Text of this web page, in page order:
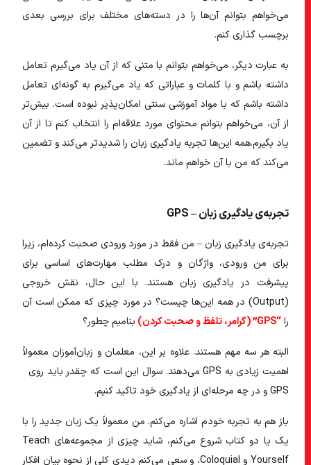
می‌خواهم بتوانم آن‌ها را در دسته‌های مختلف برای بررسی بعدی
برچسب گذاری کنم.
به عبارت دیگر، می‌خواهم بتوانم با متنی که از آن یاد می‌گیرم تعامل
داشته باشم و با کلمات و عباراتی که یاد می‌گیرم به گونه‌ای تعامل
داشته باشم که با مواد آموزشی سنتی امکان‌پذیر نبوده است. بیش‌تر
از آن، می‌خواهم بتوانم محتوای مورد علاقه‌ام را انتخاب کنم تا از آن
یاد بگیرم.همه این‌ها تجربه یادگیری زبان را شدیدتر می‌کند و تضمین
می‌کند که من با آن خواهم ماند.
تجربه‌ی یادگیری زبان – GPS
تجربه‌ی یادگیری زبان – من فقط در مورد ورودی صحبت کرده‌ام، زیرا
برای من ورودی، واژگان و درک مطلب مهارت‌های اساسی برای
پیشرفت در یادگیری زبان هستند. با این حال، نقش خروجی
(Output) در همه این‌ها چیست؟ در مورد چیزی که ممکن است آن
را“GPS” (گرامر، تلفظ و صحبت کردن) بنامیم چطور؟
البته هر سه مهم هستند. علاوه بر این، معلمان و زبان‌آموزان معمولاً
اهمیت زیادی به GPS می‌دهند. سوال این است که چقدر باید روی
GPS و در چه مرحله‌ای از یادگیری خود تاکید کنیم.
باز هم به تجربه خودم اشاره می‌کنم. من معمولاً یک زبان جدید را با
یک یا دو کتاب شروع می‌کنم، شاید چیزی از مجموعه‌های Teach
Yourself و Coloquial، و سعی می‌کنم دیدی کلی از نحوه بیان افکار